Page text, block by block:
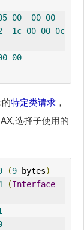
00 00 00
1c 00 00 0c
00
特定类请求 ，
选择子使用的
(9 bytes)
(Interface